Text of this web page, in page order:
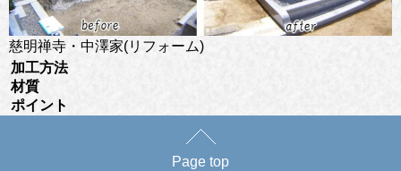
慈明禅寺・中澤家(リフォーム)
加工方法
材質
ポイント
Page top